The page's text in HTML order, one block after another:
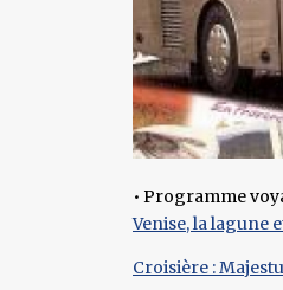
• Programme
Venise, la lagune
Croisière :